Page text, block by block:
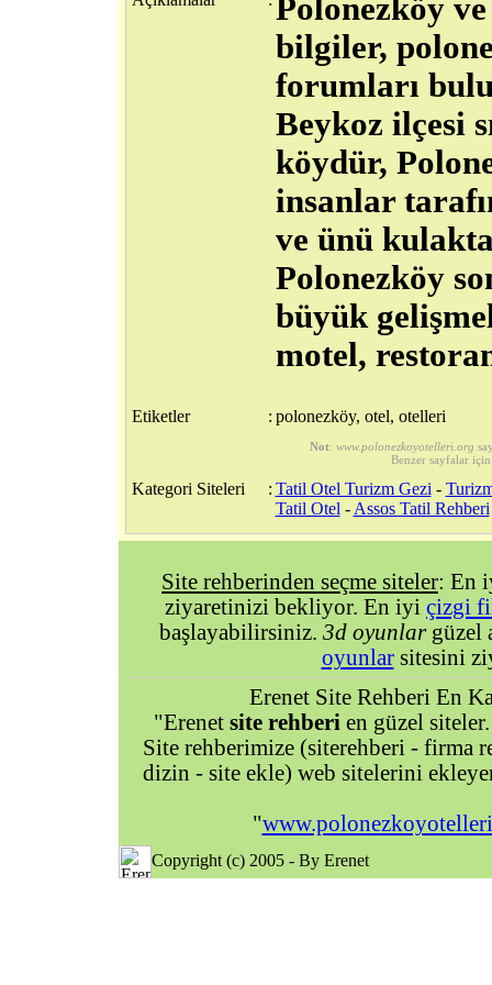
Polonezköy
bilgiler,
forumları
Beykoz ilçesi
köydür,
insanlar
ve ünü
Polonezköy
büyük
motel,
Etiketler : polonezköy, otel, otelleri
Not: www.polonezkoyotelleri.org
Benzer sayfalar için
Kategori Siteleri : Tatil Otel Turizm Gezi -
Tatil Otel - Assos Tatil Rehberi
Site rehberinden seçme siteler: En
ziyaretinizi bekliyor. En iyi çizgi
başlayabilirsiniz. 3d oyunlargüzel
oyunlarsitesini
Erenet Site Rehberi En
"Erenet site rehberi en güzel
Site rehberimize (siterehberi - firma
dizin - site ekle) web sitelerini
"
Copyright (c) 2005 - By Erenet